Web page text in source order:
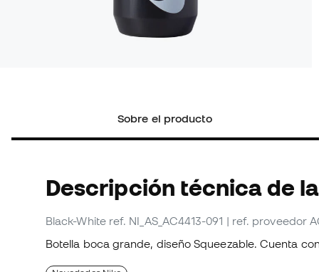
Sobre el producto
Descripción técnica de
Black-White ref. NI_AS_AC4413-091 | ref. proveedor
Botella boca grande, diseño Squeezable. Cuenta